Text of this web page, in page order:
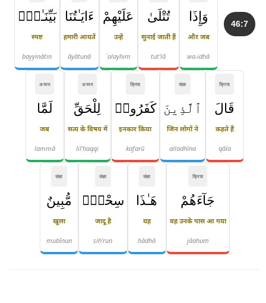
46:7 وَإِذَا
और जब
wa-idhā
تُتْلَىٰ
सुनाई जाती हैं
tut'lā
عَلَيْهِمْ
उन्हें
ʿalayhim
ءَايَـٰتُنَا
हमारी आयतें
āyātunā
بَيِّنَـٰتٍۢ
स्पष्ट
bayyinātin
क्रिया
قَالَ
कहते हैं
qāla
संज्ञा
ٱلَّذِينَ
जिन लोगों ने
alladhīna
क्रिया
كَفَرُوا۟
इनकार किया
kafarū
अव्यय
لِلْحَقِّ
सत्य के विषय में
lil'ḥaqqi
अव्यय
لَمَّا
जब
lammā
क्रिया
جَآءَهُمْ
वह उनके पास आ गया
jāahum
संज्ञा
هَـٰذَا
यह
hādhā
संज्ञा
سِحْرٌۭ
जादू है
siḥ'run
संज्ञा
مُّبِينٌ
खुला
mubīnun